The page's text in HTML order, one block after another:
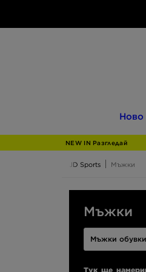
Ново
NEW IN Разгледай
JD Sports Мъжки
Мъжки
Тук ще
Мъжки обувки